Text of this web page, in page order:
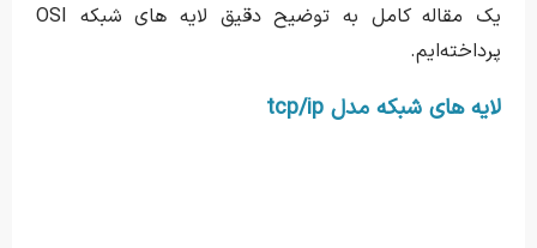
یک مقاله کامل به توضیح دقیق لایه های شبکه OSI
پرداخته‌ایم.
لایه های شبکه مدل tcp/ip